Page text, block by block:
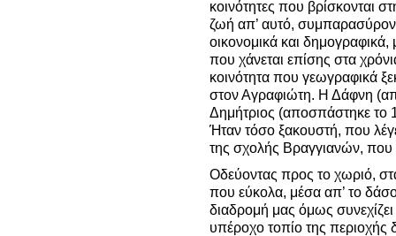
κοινότητες που βρίσκονται
ζωή απ’ αυτό,
οικονομικά και
που χάνεται επίσης στα
κοινότητα που γεωγραφικά
στον Αγραφιώτη. Η Δάφνη
Δημήτριος (αποσπάστηκε το
Ήταν τόσο ξακουστή, που
της σχολής Βραγγιανών, που
Οδεύοντας προς το χωριό,
που εύκολα, μέσα απ’ το
διαδρομή μας όμως
υπέροχο τοπίο της περιοχής